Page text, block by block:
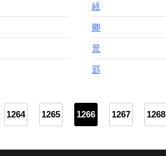
経
卿
景
罫
1264 1265 1266 1267 1268